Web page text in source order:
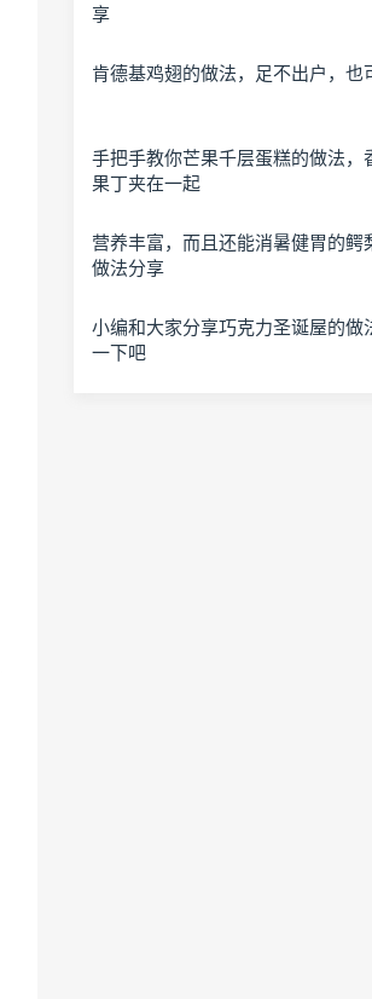
享
肯德基鸡翅的做法，足不出户，也
手把手教你芒果千层蛋糕的做法，
果丁夹在一起
营养丰富，而且还能消暑健胃的鳄
做法分享
小编和大家分享巧克力圣诞屋的做
一下吧